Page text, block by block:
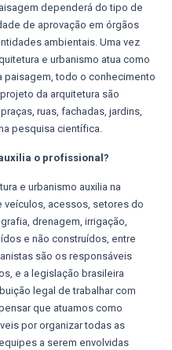
dependerá do tipo de
de aprovação em órgãos
ambientais. Uma vez
e urbanismo atua como
paisagem, todo o conhecimento
da arquitetura são
ruas, fachadas, jardins,
pesquisa científica.
o profissional?
e urbanismo auxilia na
acessos, setores do
drenagem, irrigação,
e não construídos, entre
são os responsáveis
e a legislação brasileira
legal de trabalhar com
que atuamos como
por organizar todas as
a serem envolvidas